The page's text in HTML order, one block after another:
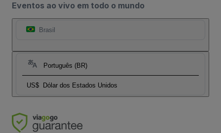
Eventos ao vivo em todo o mundo
Brasil
Português (BR)
US$ Dólar dos Estados Unidos